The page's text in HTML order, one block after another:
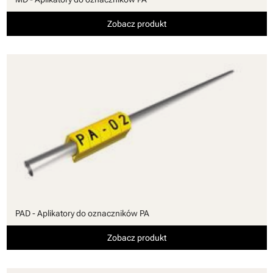
Zobacz produkt
PAD - Aplikatory do oznaczników PA
Zobacz produkt